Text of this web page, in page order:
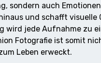
sondern auch
und schafft
wird jede Aufnahme zu
Fotografie ist somit
Leben erweckt.